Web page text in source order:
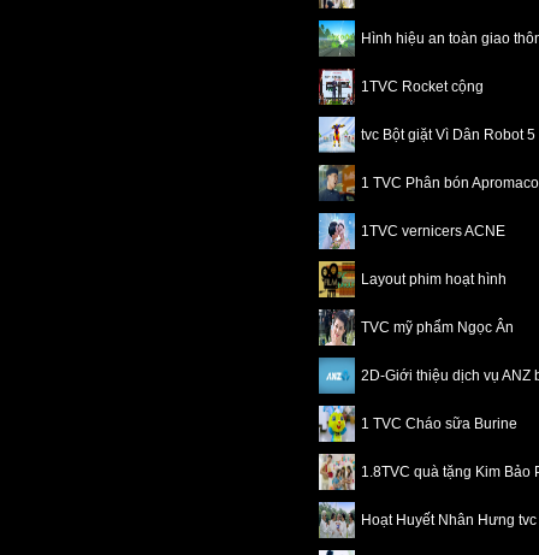
Hình hiệu an toàn giao
1TVC Rocket cộng
tvc Bột giặt Vì Dân Robot 5
1 TVC Phân bón Apromaco
1TVC vernicers ACNE
Layout phim hoạt hình
TVC mỹ phẩm Ngọc Ân
2D-Giới thiệu dịch vụ ANZ
1 TVC Cháo sữa Burine
1.8TVC quà tặng Kim Bảo
Hoạt Huyết Nhân Hưng tvc